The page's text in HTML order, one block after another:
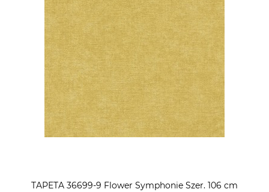
TAPETA 36699-9 Flower Symphonie Szer. 106 cm